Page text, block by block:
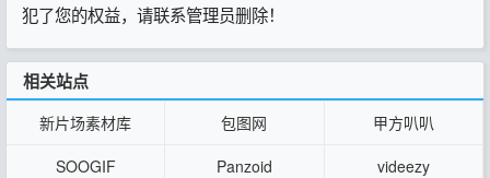
犯了您的权益，请联系管理员删除！
相关站点
新片场素材库 包图网
甲方叭叭
SOOGIF
Panzoid
videezy